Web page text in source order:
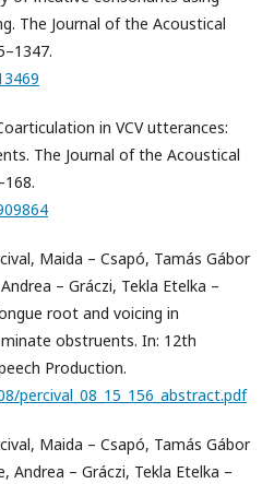
The Journal of the Acoustical
in VCV utterances:
The Journal of the Acoustical
Maida – Csapó, Tamás Gábor
– Gráczi, Tekla Etelka –
root and voicing in
obstruents. In: 12th
Production.
percival_08_15_156_abstract.pdf
Maida – Csapó, Tamás Gábor
Andrea – Gráczi, Tekla Etelka –